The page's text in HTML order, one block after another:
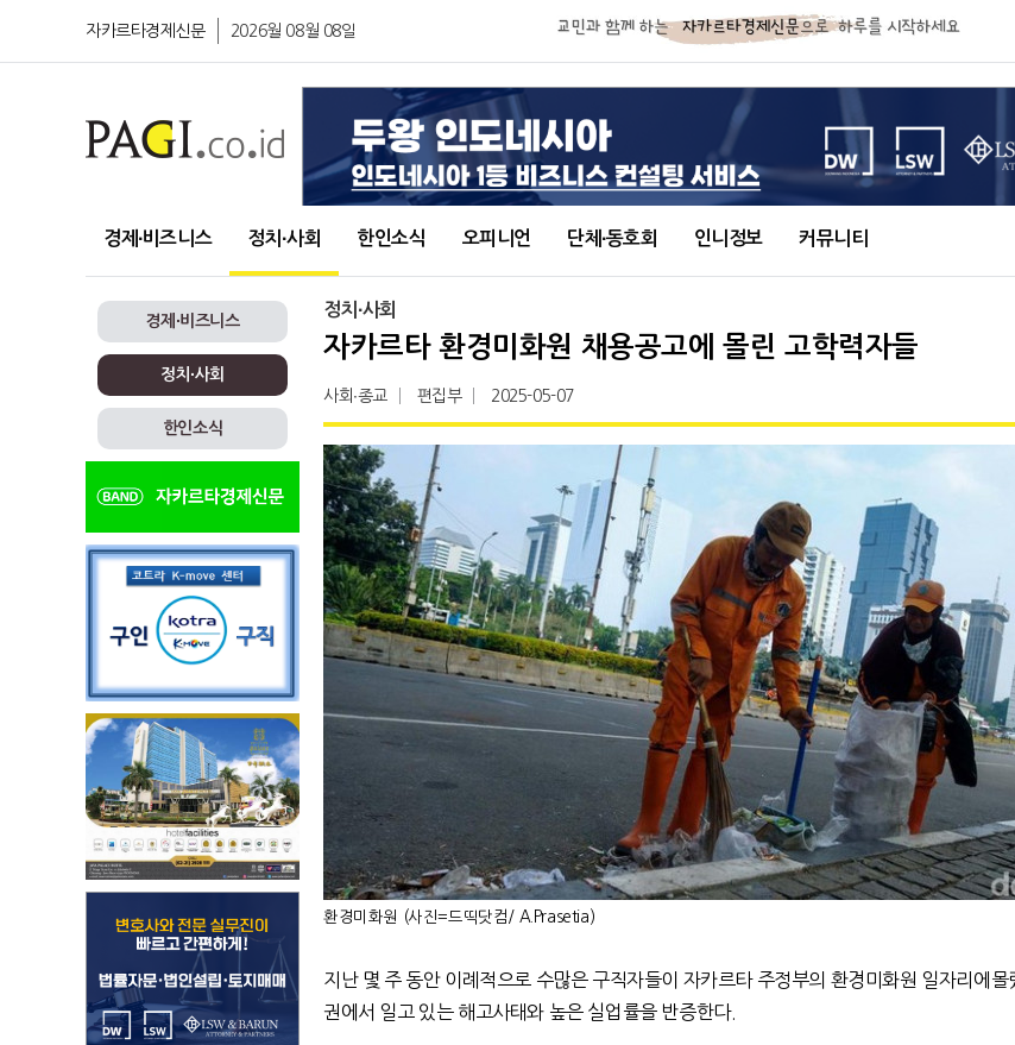
자카르타경제신문 2026월 08월 08일
경제∙비즈니스 정치∙사회 한인소식 오피니언 단체∙동호회 인니정보 커뮤니티
경제∙비즈니스
정치∙사회
한인소식
정치∙사회
자카르타 환경미화원 채용공고에 몰린 고학력자들
사회∙종교 편집부 2025-05-07
환경미화원 (사진=드띡닷컴/ A.Prasetia)
지난 몇 주 동안 이례적으로 수많은 구직자들이 자카르타 주정부의 환경미화원 일자리에몰
권에서 일고 있는 해고사태와 높은 실업률을 반증한다.